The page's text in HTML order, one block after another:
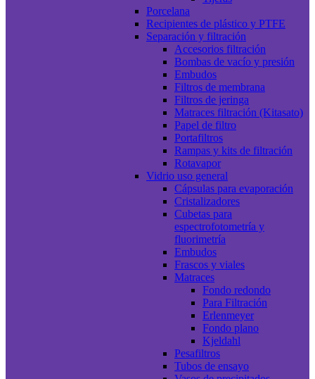
Porcelana
Recipientes de plástico y PTFE
Separación y filtración
Accesorios filtración
Bombas de vacío y presión
Embudos
Filtros de membrana
Filtros de jeringa
Matraces filtración (Kitasato)
Papel de filtro
Portafiltros
Rampas y kits de filtración
Rotavapor
Vidrio uso general
Cápsulas para evaporación
Cristalizadores
Cubetas para
espectrofotometría y
fluorimetría
Embudos
Frascos y viales
Matraces
Fondo redondo
Para Filtración
Erlenmeyer
Fondo plano
Kjeldahl
Pesafiltros
Tubos de ensayo